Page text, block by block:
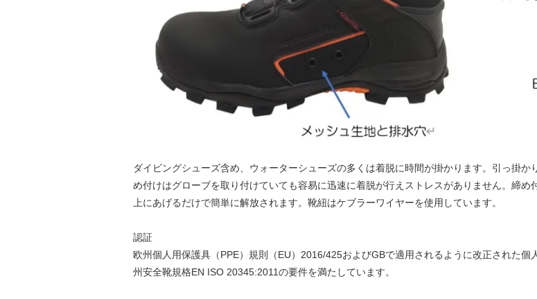
ダイビングシューズ含め、ウォーターシューズの多くは着脱に時間が掛かります。引っ掛
め付けはグローブを取り付けていても容易に迅速に着脱が行えストレスがありません。締
上にあげるだけで簡単に解放されます。靴紐はケブラーワイヤーを使用しています。
認証
欧州個人用保護具（PPE）規則（EU）2016/425およびGBで適用されるように改正された
州安全靴規格EN ISO 20345:2011の要件を満たしています。